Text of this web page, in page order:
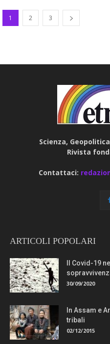
1 2 3
Scienza,
Rivista
Contattaci:
ARTICOLI POPOLARI
Il Covid-19
30/09/2020
In Assam e
tribali
02/12/2015